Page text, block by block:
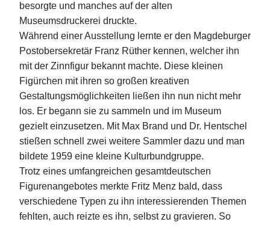
besorgte und manches auf der alten
Museumsdruckerei druckte.
Während einer Ausstellung lernte er den Magdeburger
Postobersekretär Franz Rüther kennen, welcher ihn
mit der Zinnfigur bekannt machte. Diese kleinen
Figürchen mit ihren so großen kreativen
Gestaltungsmöglichkeiten ließen ihn nun nicht mehr
los. Er begann sie zu sammeln und im Museum
gezielt einzusetzen. Mit Max Brand und Dr. Hentschel
stießen schnell zwei weitere Sammler dazu und man
bildete 1959 eine kleine Kulturbundgruppe.
Trotz eines umfangreichen gesamtdeutschen
Figurenangebotes merkte Fritz Menz bald, dass
verschiedene Typen zu ihn interessierenden Themen
fehlten, auch reizte es ihn, selbst zu gravieren. So